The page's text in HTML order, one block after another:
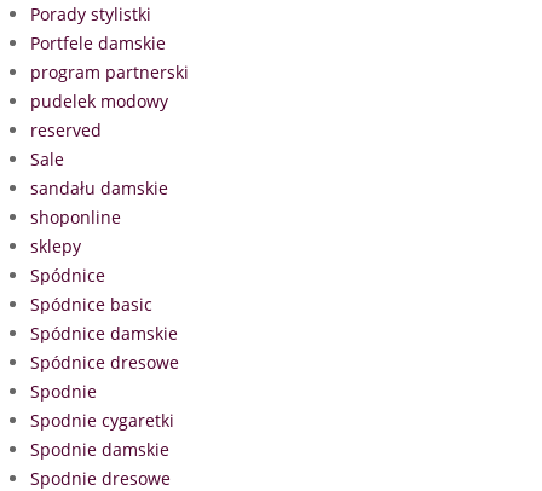
Porady stylistki
Portfele damskie
program partnerski
pudelek modowy
reserved
Sale
sandału damskie
shoponline
sklepy
Spódnice
Spódnice basic
Spódnice damskie
Spódnice dresowe
Spodnie
Spodnie cygaretki
Spodnie damskie
Spodnie dresowe